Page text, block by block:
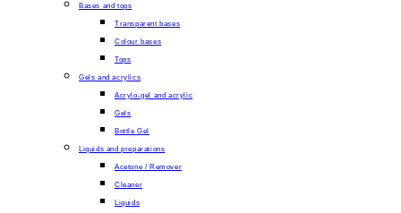
Bases and tops
Transparent bases
Colour bases
Tops
Gels and acrylics
Acrylo-gel and acrylic
Gels
Bottle Gel
Liquids and preparations
Acetone / Remover
Cleaner
Liquids